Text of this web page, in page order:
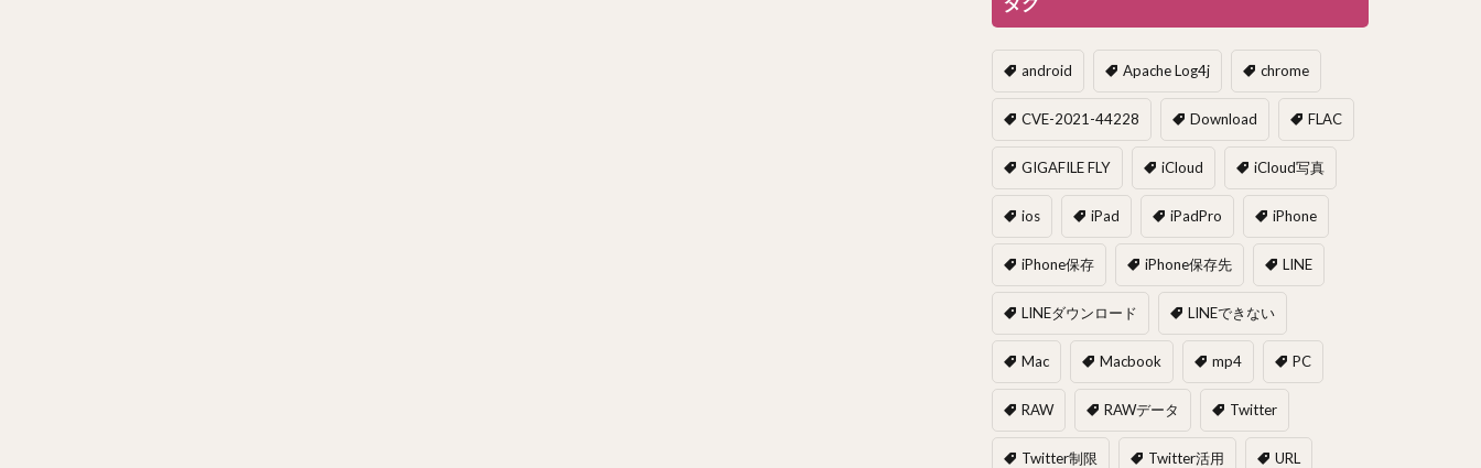
android Apache Log4j chrome
CVE-2021-44228 Download FLAC
GIGAFILE FLY iCloud iCloud写真
ios iPad iPadPro iPhone
iPhone保存 iPhone保存先 LINE
LINEダウンロード LINEできない
Mac Macbook mp4 PC
RAW RAWデータ Twitter
Twitter制限 Twitter活用 URL